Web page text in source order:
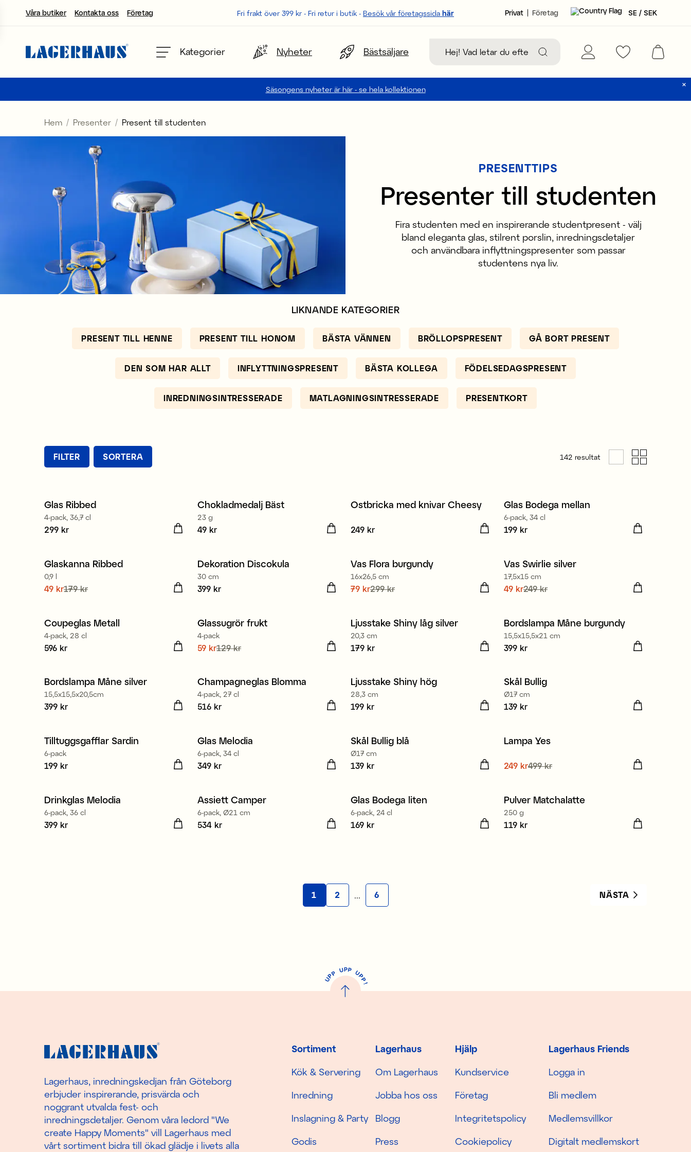
Våra butiker Kontakta oss Företag Fri frakt över 399 kr - Fri retur i butik - Besök vår företagssida här Privat Företag SE / SEK
Kategorier Nyheter Bästsäljare
Säsongens nyheter är här - se hela kollektionen
Välj språk / valuta
FI / EUR
NO / NKR
Hem Presenter Present till studenten
PRESENTTIPS
Presenter till studenten
Fira studenten med en inspirerande studentpresent - välj
bland eleganta glas, stilrent porslin, inredningsdetaljer
och användbara inflyttningspresenter som passar
studentens nya liv.
LIKNANDE KATEGORIER
PRESENT TILL HENNE PRESENT TILL HONOM BÄSTA VÄNNEN BRÖLLOPSPRESENT GÅ BORT PRESENT
DEN SOM HAR ALLT INFLYTTNINGSPRESENT BÄSTA KOLLEGA FÖDELSEDAGSPRESENT
INREDNINGSINTRESSERADE MATLAGNINGSINTRESSERADE PRESENTKORT
FILTER SORTERA 142 resultat
Glas Ribbed
4-pack, 36,7 cl
Pris :299 kr
299 kr
Chokladmedalj Bäst
23 g
Pris:
49 kr
Ostbricka med knivar Cheesy
Pris :249 kr
249 kr
Glas Bodega mellan
6-pack, 34 cl
Pris :199 kr
199 kr
Sale
Glaskanna Ribbed
0,9 l
Nuvarande pris
49 kr179 kr
Dekoration Discokula
30 cm
Pris :399 kr
399 kr
Sale
Vas Flora burgundy
16x26,5 cm
Nuvarande pris
79 kr299 kr
Sale
Vas Swirlie silver
17,5x15 cm
Nuvarande pris
49 kr249 kr
Coupeglas Metall
4-pack, 28 cl
Pris :596 kr
596 kr
Sale
Glassugrör frukt
4-pack
Nuvarande pris
59 kr129 kr
Ljusstake Shiny låg silver
20,3 cm
Pris :179 kr
179 kr
Bordslampa Måne burgundy
15,5x15,5x21 cm
Pris :399 kr
399 kr
Bordslampa Måne silver
15,5x15,5x20,5cm
Pris :399 kr
399 kr
Champagneglas Blomma
4-pack, 27 cl
Pris :516 kr
516 kr
Ljusstake Shiny hög
28,3 cm
Pris :199 kr
199 kr
Skål Bullig
Ø17 cm
Pris :139 kr
139 kr
Tilltuggsgafflar Sardin
6-pack
Pris :199 kr
199 kr
Glas Melodia
6-pack, 34 cl
Pris :349 kr
349 kr
Skål Bullig blå
Ø17 cm
Pris :139 kr
139 kr
Sale
Lampa Yes
Nuvarande pris
249 kr499 kr
Drinkglas Melodia
6-pack, 36 cl
Pris :399 kr
399 kr
Assiett Camper
6-pack, Ø21 cm
Pris :534 kr
534 kr
Glas Bodega liten
6-pack, 24 cl
Pris :169 kr
169 kr
Nyhet
Pulver Matchalatte
250 g
Pris :119 kr
119 kr
1 2 ... 6
U
P
P UPP UP
P
!
Sortiment
Kök & Servering
Inredning
Inslagning & Party
Godis
Lagerhaus
Om Lagerhaus
Jobba hos oss
Blogg
Press
Hjälp
Kundservice
Företag
Integritetspolicy
Cookiepolicy
Lagerhaus Friends
Logga in
Bli medlem
Medlemsvillkor
Digitalt medlemskort
Lagerhaus, inredningskedjan från Göteborg
erbjuder inspirerande, prisvärda och
noggrant utvalda fest- och
inredningsdetaljer. Genom våra ledord "We
create Happy Moments" vill Lagerhaus med
vårt sortiment bidra till ökad glädje i livets alla